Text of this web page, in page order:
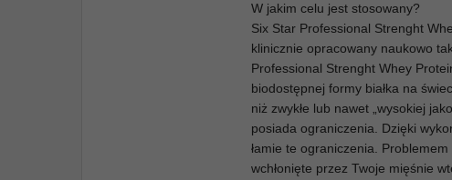
W jakim celu jest stosowany?
Six Star Professional Strenght
klinicznie opracowany naukowo
Professional Strenght Whey
biodostępnej formy białka na
niż zwykłe lub nawet „wysokiej
posiada ograniczenia. Dzięki
łamie te ograniczenia.
wchłonięte przez Twoje mięśnie